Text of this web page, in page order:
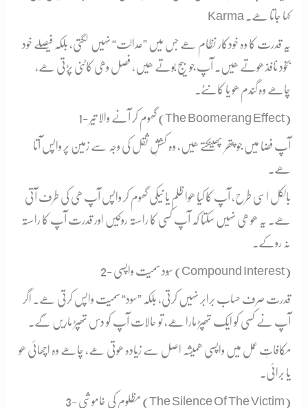
Karma کہا جاتا ھے۔
یہ قدرت کا وہ خودکار نظام ھے جس میں ”عدالت“ نہیں لگتی، بلکہ فیصلے خود
بخود نافذ ھوتے ھیں۔ آپ جو بیج بوتے ھیں، فصل وھی کاٹنی پڑتی ھے،
چاھے وہ گندم ھو یا کانٹے۔
1- گھوم کر آنے والا تیر (The Boomerang Effect)
آپ فضا میں جو پتھر پھینکتے ھیں، وہ کششِ ثقل کی وجہ سے زمین پر واپس آتا
ھے۔
بالکل اسی طرح، آپ کا کیا ھوا ظلم یا نیکی گھوم کر واپس آپ ھی کی طرف آتی
ھے۔ یہ ھو ھی نہیں سکتا کہ آپ کسی کا راستہ روکیں اور قدرت آپ کا راستہ
نہ روکے۔
2- سُود سمیت واپسی (Compound Interest)
قدرت صرف حساب برابر نہیں کرتی، بلکہ ”سود“ سمیت واپس کرتی ھے۔ اگر
آپ نے کسی کو ایک تھپڑ مارا ھے، تو حالات آپ کو دس تھپڑ ماریں گے۔
مکافاتِ عمل میں واپسی ھمیشہ اصل سے زیادہ ھوتی ھے، چاھے وہ اچھائی ھو
یا برائی۔
3- مظلوم کی خاموشی (The Silence Of The Victim)